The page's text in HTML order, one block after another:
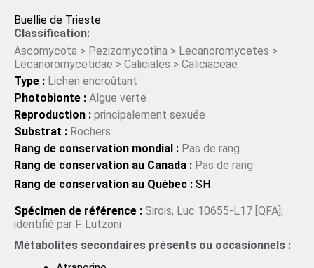
Buellie de Trieste
Classification:
Ascomycota > Pezizomycotina > Lecanoromycetes >
Lecanoromycetidae > Caliciales > Caliciaceae
Type : Lichen encroûtant
Photobionte : Algue verte
Reproduction : principalement sexuée
Substrat : Rochers
Rang de conservation mondial : Pas de rang
Rang de conservation au Canada : Pas de rang
Rang de conservation au Québec : SH
Spécimen de référence : Sirois, Luc 10655-L17 [QFA];
identifié par F. Lutzoni
Métabolites secondaires présents ou occasionnels :